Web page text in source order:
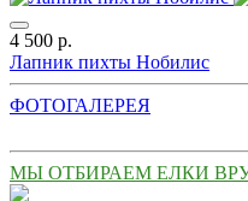
4 500 р.
Лапник пихты Нобилис
ФОТОГАЛЕРЕЯ
МЫ ОТБИРАЕМ ЕЛКИ